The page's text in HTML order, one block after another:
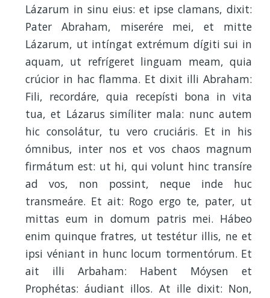
Lázarum in sinu eius: et ipse clamans, dixit:
Pater Abraham, miserére mei, et mitte
Lázarum, ut intíngat extrémum dígiti sui in
aquam, ut refrígeret linguam meam, quia
crúcior in hac flamma. Et dixit illi Abraham:
Fili, recordáre, quia recepísti bona in vita
tua, et Lázarus simíliter mala: nunc autem
hic consolátur, tu vero cruciáris. Et in his
ómnibus, inter nos et vos chaos magnum
firmátum est: ut hi, qui volunt hinc transíre
ad vos, non possint, neque inde huc
transmeáre. Et ait: Rogo ergo te, pater, ut
mittas eum in domum patris mei. Hábeo
enim quinque fratres, ut testétur illis, ne et
ipsi véniant in hunc locum tormentórum. Et
ait illi Arbaham: Habent Móysen et
Prophétas: áudiant illos. At ille dixit: Non,